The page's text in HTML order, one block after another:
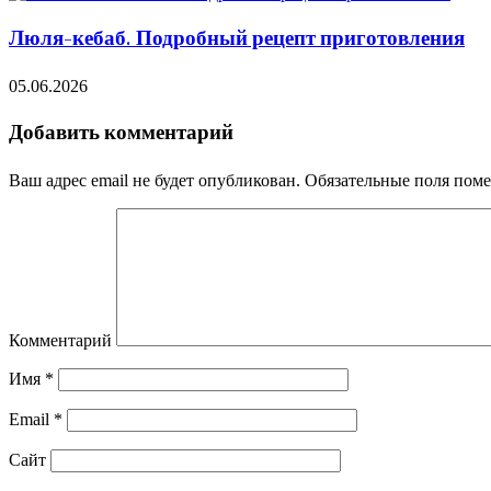
Люля-кебаб. Подробный рецепт приготовления
05.06.2026
Добавить комментарий
Ваш адрес email не будет опубликован. Обязательные поля
Комментарий
Имя *
Email *
Сайт